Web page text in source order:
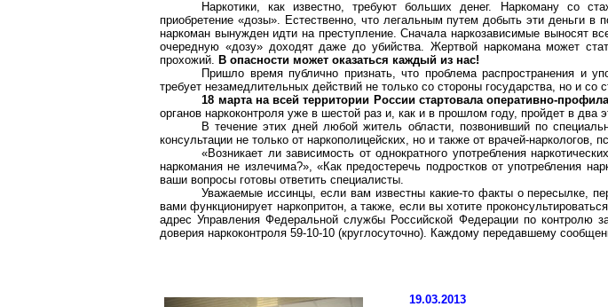
Hаркотики, как известно, требуют больших денег. Hаркоману со
приобретение «дозы». Естественно, что легальным путем добыть эти деньги
наркоман вынужден идти на преступление. Сначала наркозависимые выносят
очередную «дозу» доходят даже до убийства. Жертвой наркомана может
прохожий. В опасности может оказаться каждый из нас!
Пришло время публично признать, что проблема распространения и
требует незамедлительных действий не только со стороны государства, но и со
18 марта на всей территории России стартовала оперативно-
органов наркоконтроля уже в шестой раз и, как и в прошлом году, пройдет в два
В течение этих дней любой житель области, позвонивший по
консультации не только от наркополицейских, но и также от врачей-
«Возникает ли зависимость от однократного употребления
наркомания не излечима?», «Как предостеречь подростков от употребления
ваши вопросы готовы ответить специалисты.
Уважаемые иссинцы, если вам известны какие-то факты о пересылке,
вами функционирует наркопритон, а также, если вы хотите
адрес Управления Федеральной службы Российской Федерации по контролю
доверия наркоконтроля 59-10-10 (круглосуточно). Каждому передавшему
19.03.2013